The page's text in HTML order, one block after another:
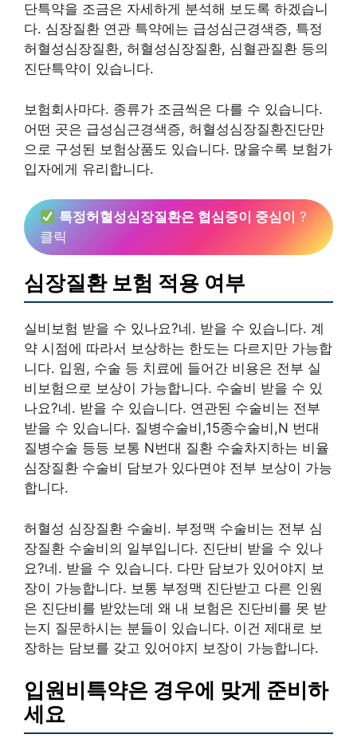
단특약을 조금은 자세하게 분석해 보도록 하겠습니
다. 심장질환 연관 특약에는 급성심근경색증, 특정
허혈성심장질환, 허혈성심장질환, 심혈관질환 등의
진단특약이 있습니다.
보험회사마다. 종류가 조금씩은 다를 수 있습니다.
어떤 곳은 급성심근경색증, 허혈성심장질환진단만
으로 구성된 보험상품도 있습니다. 많을수록 보험가
입자에게 유리합니다.
특정허혈성심장질환은 협심증이 중심이 ?
클릭
심장질환 보험 적용 여부
실비보험 받을 수 있나요?네. 받을 수 있습니다. 계
약 시점에 따라서 보상하는 한도는 다르지만 가능합
니다. 입원, 수술 등 치료에 들어간 비용은 전부 실
비보험으로 보상이 가능합니다. 수술비 받을 수 있
나요?네. 받을 수 있습니다. 연관된 수술비는 전부
받을 수 있습니다. 질병수술비,15종수술비,N 번대
질병수술 등등 보통 N번대 질환 수술차지하는 비율
심장질환 수술비 담보가 있다면야 전부 보상이 가능
합니다.
허혈성 심장질환 수술비. 부정맥 수술비는 전부 심
장질환 수술비의 일부입니다. 진단비 받을 수 있나
요?네. 받을 수 있습니다. 다만 담보가 있어야지 보
장이 가능합니다. 보통 부정맥 진단받고 다른 인원
은 진단비를 받았는데 왜 내 보험은 진단비를 못 받
는지 질문하시는 분들이 있습니다. 이건 제대로 보
장하는 담보를 갖고 있어야지 보장이 가능합니다.
입원비특약은 경우에 맞게 준비하
세요